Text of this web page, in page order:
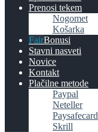
Prenosi tekem
Nogomet
Košarka
Bonusi
Stavni nasveti
Novice
Kontakt
Plačilne metode
Paypal
Neteller
Paysafecard
Skrill